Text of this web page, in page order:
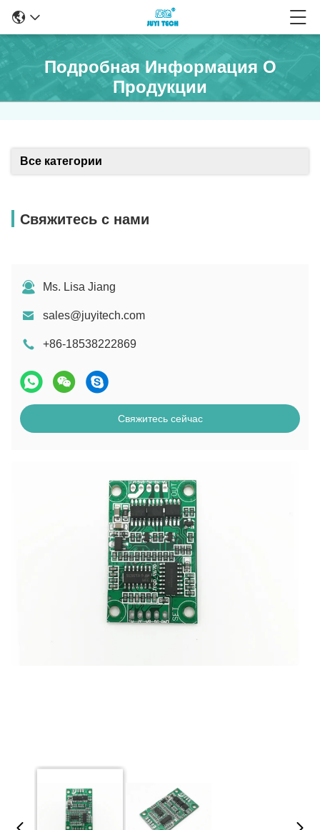
Подробная Информация О
Продукции
Все категории
Свяжитесь с нами
Ms. Lisa Jiang
sales@juyitech.com
+86-18538222869
Свяжитесь сейчас